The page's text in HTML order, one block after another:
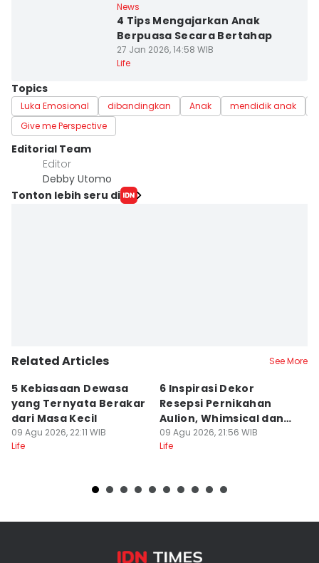
News
4 Tips Mengajarkan Anak
Berpuasa Secara Bertahap
27 Jan 2026, 14:58 WIB
Life
Topics
Luka Emosional dibandingkan Anak mendidik anak
Give me Perspective
Editorial Team
Editor
Debby Utomo
Tonton lebih seru di
Related Articles See More
5 Kebiasaan Dewasa
yang Ternyata Berakar
dari Masa Kecil
09 Agu 2026, 22:11 WIB
Life
6 Inspirasi Dekor
Resepsi Pernikahan
Aulion, Whimsical dan
Colorful
09 Agu 2026, 21:56 WIB
Life